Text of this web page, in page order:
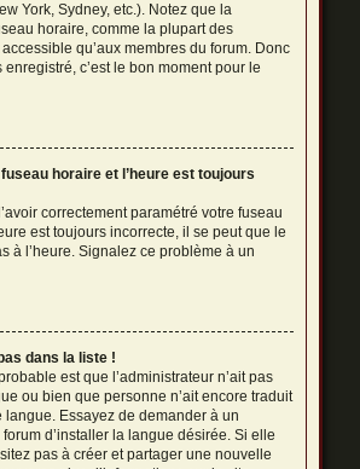
York, Sydney, etc.). Notez que la
horaire, comme la plupart des
accessible qu’aux membres du forum. Donc
enregistré, c’est le bon moment pour le
horaire et l’heure est toujours
correctement paramétré votre fuseau
est toujours incorrecte, il se peut que le
à l’heure. Signalez ce problème à un
dans la liste !
est que l’administrateur n’ait pas
ou bien que personne n’ait encore traduit
langue. Essayez de demander à un
d’installer la langue désirée. Si elle
pas à créer et partager une nouvelle